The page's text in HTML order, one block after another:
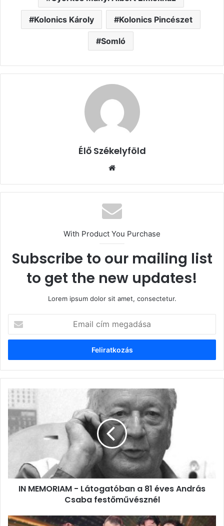
Kolonics Károly Kolonics Pincészet
Somló
Élő Székelyföld
With Product You Purchase
Subscribe to our mailing list
to get the new updates!
Lorem ipsum dolor sit amet, consectetur.
cím
megadása
IN
MEMORIAM
Látogatóban
a
András
Csaba
festőművésznél
IN MEMORIAM - Látogatóban a 81 éves András
Csaba festőművésznél
A